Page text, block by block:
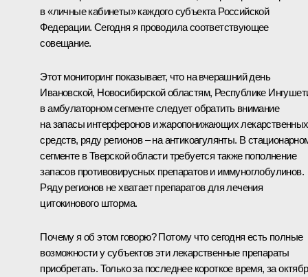
в «личные кабинеты» каждого субъекта Российской
Федерации. Сегодня я проводила соответствующее
совещание.
Этот мониторинг показывает, что на вчерашний день
Ивановской, Новосибирской областям, Республике
в амбулаторном сегменте следует обратить внимание
на запасы интерферонов и жаропонижающих лекарственных
средств, ряду регионов – на антикоагулянты. В
сегменте в Тверской области требуется также пополнение
запасов противовирусных препаратов и иммуноглобулинов.
Ряду регионов не хватает препаратов для лечения
цитокинового шторма.
Почему я об этом говорю? Потому что сегодня есть полные
возможности у субъектов эти лекарственные препараты
приобретать. Только за последнее короткое время, за